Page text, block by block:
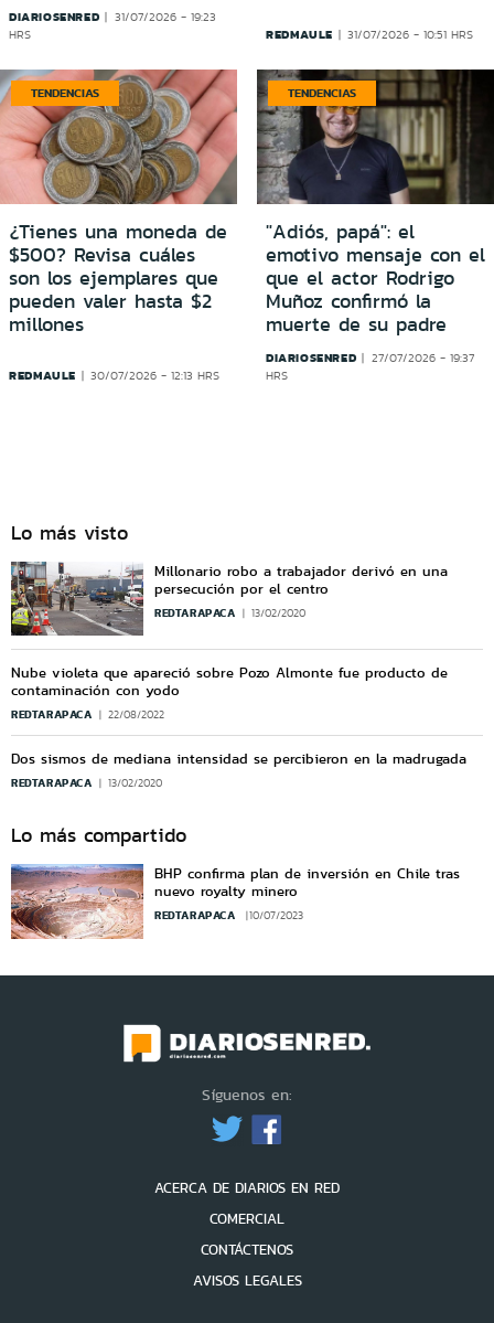
DIARIOSENRED
31/07/2026 - 19:23
HRS
REDMAULE 31/07/2026 - 10:51 HRS
TENDENCIAS
¿Tienes una moneda de
$500? Revisa cuáles
son los ejemplares que
pueden valer hasta $2
millones
REDMAULE 30/07/2026 - 12:13 HRS
TENDENCIAS
"Adiós, papá": el
emotivo mensaje con el
que el actor Rodrigo
Muñoz confirmó la
muerte de su padre
DIARIOSENRED
27/07/2026 - 19:37
HRS
Lo más visto
Millonario robo a trabajador derivó en una
persecución por el centro
REDTARAPACA 13/02/2020
Nube violeta que apareció sobre Pozo Almonte fue producto de
contaminación con yodo
REDTARAPACA 22/08/2022
Dos sismos de mediana intensidad se percibieron en la madrugada
REDTARAPACA 13/02/2020
Lo más compartido
BHP confirma plan de inversión en Chile tras
nuevo royalty minero
REDTARAPACA 10/07/2023
Síguenos en:
ACERCA DE DIARIOS EN RED
COMERCIAL
CONTÁCTENOS
AVISOS LEGALES